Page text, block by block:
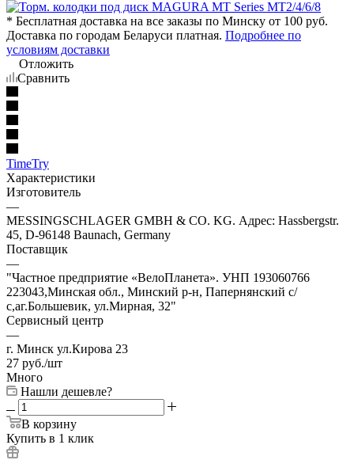
* Бесплатная доставка на все заказы по Минску от 100 руб.
Доставка по городам Беларуси платная. Подробнее по
условиям доставки
Отложить
Сравнить
TimeTry
Характеристики
Изготовитель
—
MESSINGSCHLAGER GMBH & CO. KG. Адрес: Hassbergstr.
45, D-96148 Baunach, Germany
Поставщик
—
"Частное предприятие «ВелоПланета». УНП 193060766
223043,Минская обл., Минский р-н, Папернянский с/
с,аг.Большевик, ул.Мирная, 32"
Сервисный центр
—
г. Минск ул.Кирова 23
27 руб./шт
Много
Нашли дешевле?
В корзину
Купить в 1 клик